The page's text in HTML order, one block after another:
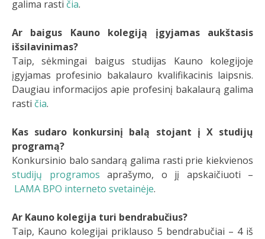
galima rasti čia.
Ar baigus Kauno kolegiją įgyjamas aukštasis
išsilavinimas?
Taip, sėkmingai baigus studijas Kauno kolegijoje
įgyjamas profesinio bakalauro kvalifikacinis laipsnis.
Daugiau informacijos apie profesinį bakalaurą galima
rasti čia.
Kas sudaro konkursinį balą stojant į X studijų
programą?
Konkursinio balo sandarą galima rasti prie kiekvienos
studijų programos aprašymo, o jį apskaičiuoti –
LAMA BPO interneto svetainėje.
Ar Kauno kolegija turi bendrabučius?
Taip, Kauno kolegijai priklauso 5 bendrabučiai – 4 iš